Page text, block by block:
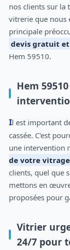
nos clients sur la
vitrerie que nous
principale
devis gratuit
Hem 59510.
Hem
Il est important de réagir rapidement suite à une vitre
cassée. C'est
une intervention
de votre vitrage
clients, quel que
mettons en
proposées pour
Vitrier
24/7 pour